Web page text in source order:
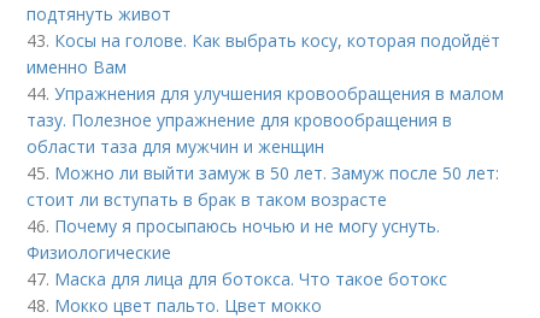
подтянуть живот
43. Косы на голове. Как выбрать косу, которая подойдёт
именно Вам
44.Упражнения для улучшения кровообращения в малом
тазу. Полезное упражнение для кровообращения в
области таза для мужчин и женщин
45. Можно ли выйти замуж в 50 лет. Замуж после 50 лет:
стоит ли вступать в брак в таком возрасте
46. Почему я просыпаюсь ночью и не могу уснуть.
Физиологические
47. Маска для лица для ботокса. Что такое ботокс
48. Мокко цвет пальто. Цвет мокко